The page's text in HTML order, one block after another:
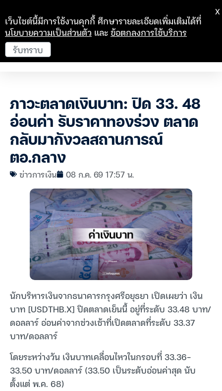
ภาวะตลาดเงินบาท: ปิด 33. 48
อ่อนค่า รับราคาทองร่วง ตลาด
กลับมากังวลสถานการณ์
ตอ.กลาง
ข่าวการเงิน 08 ก.ค. 69 17:57 น.
นักบริหารเงินจากธนาคารกรุงศรีอยุธยา เปิดเผยว่า เงิน
บาท [USDTHB.X] ปิดตลาดเย็นนี้ อยู่ที่ระดับ 33.48 บาท/
ดอลลาร์ อ่อนค่าจากช่วงเช้าที่เปิดตลาดที่ระดับ 33.37
บาท/ดอลลาร์
โดยระหว่างวัน เงินบาทเคลื่อนไหวในกรอบที่ 33.36-
33.50 บาท/ดอลลาร์ (33.50 เป็นระดับอ่อนค่าสุด นับ
ตั้งแต่ พ.ค. 68)
เว็บไซต์นี้มีการใช้งานคุกกี้ ศึกษารายละเอียดเพิ่มเติมได้ที่
นโยบายความเป็นส่วนตัว และข้อตกลงการใช้บริการ
รับทราบ
X